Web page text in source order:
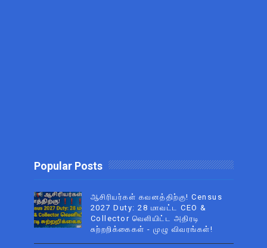
Popular Posts
ஆசிரியர்கள் கவனத்திற்கு! Census
2027 Duty: 28 மாவட்ட CEO &
Collector வெளியிட்ட அதிரடி
சுற்றறிக்கைகள் - முழு விவரங்கள்!